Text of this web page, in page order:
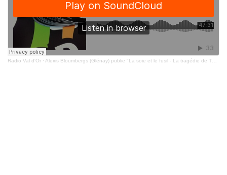
Radio Val d'Or · Alexis Bloumbergs (Glénay) publie "La soie et le fusil - La tragédie de Thines"